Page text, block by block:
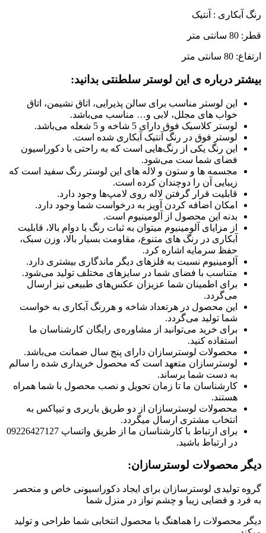
رنگ آبکاری : آنتیک
قطر: 80 سانتی متر
ارتفاع: 80 سانتی متر
بیشتر درباره ی این لوستر سلطنتی بدانید:
این لوستر مناسب برای سالن پذیرایی، اتاق نشیمن، اتاق
خواب های مجلل، لابی و… مناسب می‌باشد.
لوستر کلاسیک فوق دارای 5 شاخه و 5 شعله می‌باشد.
لوستر فوق در رنگ آنتیک آبکاری شده است.
این رنگ یکی از رنگ‌هایی است که به راحتی با دکوراسیون
فضای شما ست می‌شود.
مجسمه ها و ستون و لاله های این لوستر رنگ سفید است که
زیبایی آن را دوچندان کرده است.
قابلیت قرار گرفتن لاله روی لامپ‌ها وجود دارد.
امکان اضافه کردن آویز به درخواست شما وجود دارد.
بدنه این محصول از آلومینیوم است.
از مزایای آلومینیوم میتوان به ثبات رنگ با دوام بالا، قابلیت
آبکاری در رنگ های متنوع، مقاومت بسیار بالا، وزن سبک،
حفظ سرمایه اشاره کرد.
آلومینیوم نسبت به فلزهای دیگر ماندگاری بیشتری دارد.
متناسب با فضای شما در سایزهای مختلف تولید می‌شود.
برای اطمینان شما عزیزان عکس‌های طبیعی نیز ارسال
می‌گردد.
این محصول در هرتعداد شاخه و هررنگ آبکاری به خواست
شما تولید می‌گردد.
برای خرید می‌توانید از مشاوره‌ی رایگان کارشناسان ما
استفاده کنید.
محصولات لوسترسازان دارای پنج سال ضمانت می‌باشد.
لوسترسازان متعهد است که محصول خریداری شده را سالم
به دست شما برساند.
کارشناسان ما تا زمان تحویل و نصب محصول با شما همراه
هستند.
محصولات لوسترسازان از دو طریق باربری و تیپاکس به
انتخاب مشتری ارسال میگردد.
برای ارتباط با کارشناسان ما از طریق واتساپ 09226427127
در ارتباط باشید.
دیگر محصولات لوسترسازان:
گروه تولیدی لوسترسازان برای ایجاد دکوراسیونی خاص و منحصر
به فرد و فضایی زیبا و چشم نواز در منزل شما
دیگر محصولات را هماهنگ با محصول انتخابی شما طراحی و تولید